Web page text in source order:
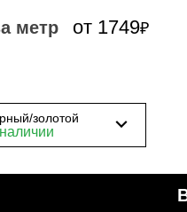
метр от 1749₽
золотой